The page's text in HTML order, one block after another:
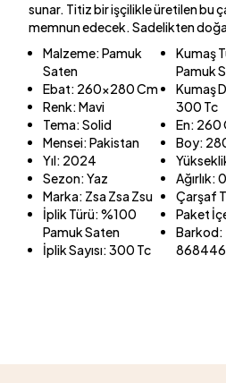
sunar. Titiz bir işçilikle üretilen bu
memnun edecek. Sadelikten
Malzeme:Pamuk
Saten
Ebat: 260x280 Cm
Renk:Mavi
Tema:Solid
Mensei:Pakistan
Yıl: 2024
Sezon:Yaz
Marka: Zsa Zsa Zsu
İplik Türü:%100
Pamuk Saten
İplik Sayısı:300 Tc
Kumaş
Pamuk
Kumaş
300 Tc
En: 260
Boy:
Ağırlık:
Çarşaf
Paket
Barkod: